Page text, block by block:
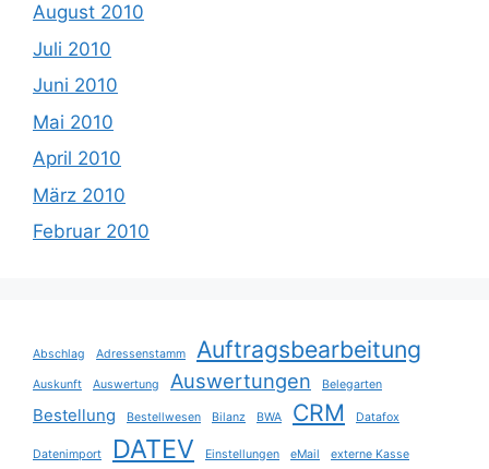
August 2010
Juli 2010
Juni 2010
Mai 2010
April 2010
März 2010
Februar 2010
Abschlag Adressenstamm Auftragsbearbeitung
Auskunft Auswertung Auswertungen Belegarten
Bestellung Bestellwesen Bilanz BWA CRM Datafox
Datenimport DATEV Einstellungen eMail externe Kasse